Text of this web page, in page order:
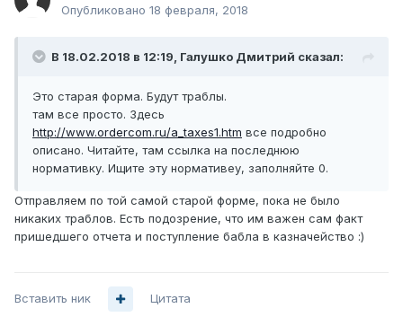
Опубликовано 18 февраля, 2018
В 18.02.2018 в 12:19, Галушко Дмитрий сказал:
Это старая форма. Будут траблы.
там все просто. Здесь
http://www.ordercom.ru/a_taxes1.htm все подробно
описано. Читайте, там ссылка на последнюю
нормативку. Ищите эту нормативеу, заполняйте 0.
Отправляем по той самой старой форме, пока не было
никаких траблов. Есть подозрение, что им важен сам факт
пришедшего отчета и поступление бабла в казначейство :)
Вставить ник Цитата